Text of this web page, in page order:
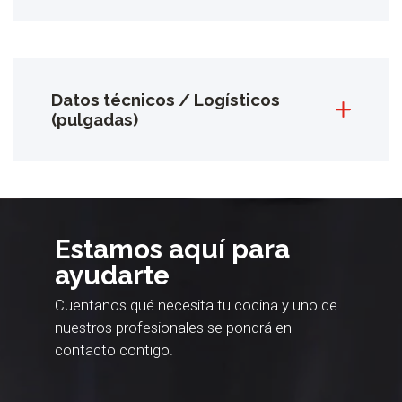
Datos técnicos / Logísticos
(pulgadas)
Estamos aquí para
ayudarte
Cuentanos qué necesita tu cocina y uno de
nuestros profesionales se pondrá en
contacto contigo.